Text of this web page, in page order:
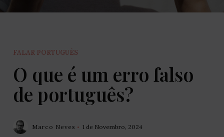
FALAR PORTUGUÊS
O que é um erro falso
de português?
Marco Neves 1 de Novembro, 2024